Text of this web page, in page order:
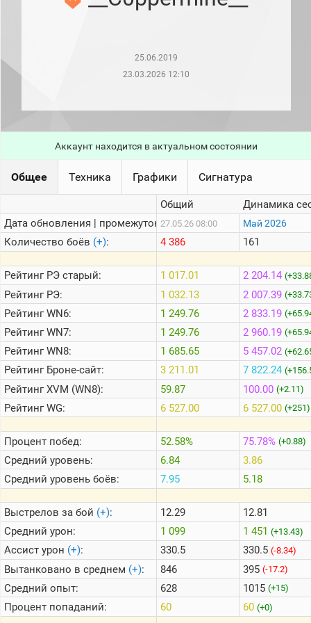
месяц)
сессии)
Кланы
Статистика
Информация
Онлайн
Цветовая
шкала
Теlegram
ВК
Портал
Мира
Танков
25.06.2019
23.03.2026 12:10
Аккаунт находится в актуальном состоянии
Общее Техника Графики Сигнатура
Дата обновления | промежуток:
Количество боёв (+):
РейтингРЭ старый:
РейтингРЭ:
РейтингWN6:
РейтингWN7:
РейтингWN8:
РейтингБроне-сайт:
РейтингXVM (WN8):
РейтингWG:
Процент побед:
Средний уровень:
Средний уровень боёв:
Выстрелов за бой (+):
Средний урон:
Ассист урон (+):
Вытанковано в среднем (+):
Средний опыт:
Процент попаданий:
Общий
27.05.26 08:00
4 386
1 017.01
1 032.13
1 249.76
1 249.76
1 685.65
3 211.01
59.87
6 527.00
52.58%
6.84
7.95
12.29
1 099
330.5
846
628
60
Динамика
Май 2026
161
2 204.14
2 007.39
2 833.19
2 960.19
5 457.02
7 822.24
100.00 (+2.11)
6 527.00 (+251)
75.78% (+0.88)
3.86
5.18
12.81
1 451 (+13.43)
330.5 (-8.34)
395 (-17.2)
1015 (+15)
60 (+0)